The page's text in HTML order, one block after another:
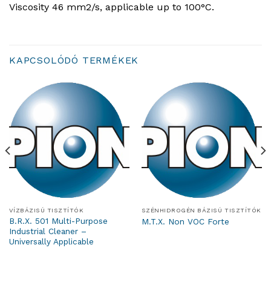
Viscosity 46 mm2/s, applicable up to 100°C.
KAPCSOLÓDÓ TERMÉKEK
VÍZBÁZISÚ TISZTÍTÓK
B.R.X. 501 Multi-Purpose
Industrial Cleaner –
Universally Applicable
SZÉNHIDROGÉN BÁZISÚ TISZTÍTÓK
M.T.X. Non VOC Forte